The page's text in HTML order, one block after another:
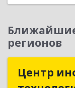
регионов
Центр